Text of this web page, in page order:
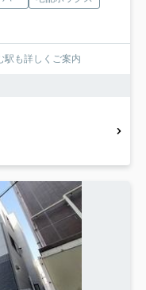
駅も詳しくご案内